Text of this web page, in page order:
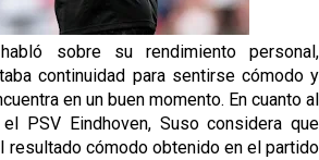
sobre su rendimiento personal,
continuidad para sentirse cómodo y
en un buen momento. En cuanto al
PSV Eindhoven, Suso considera que
resultado cómodo obtenido en el partido